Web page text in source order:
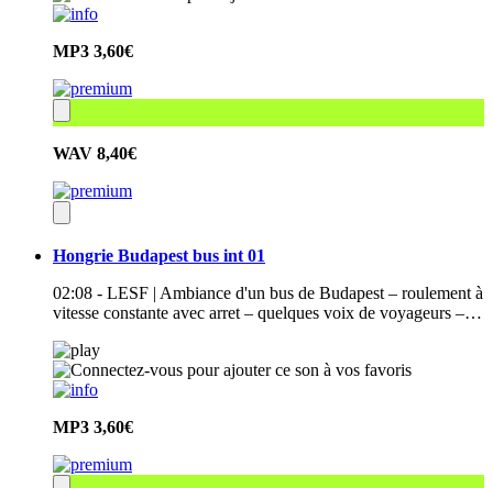
MP3 3,60€
WAV 8,40€
Hongrie Budapest bus int 01
02:08 - LESF | Ambiance d'un bus de Budapest – roulement à
vitesse constante avec arret – quelques voix de voyageurs –…
MP3 3,60€